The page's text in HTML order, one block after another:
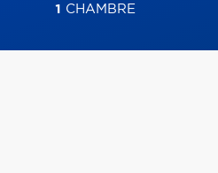
1 CHAMBRE